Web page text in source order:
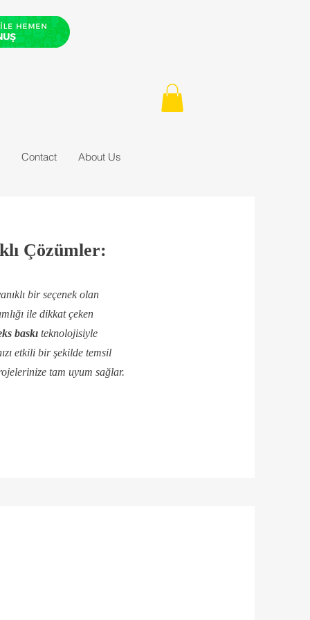
Contact About Us
Çözümler:
bir seçenek olan
ile dikkat çeken
baskıteknolojisiyle
etkili bir şekilde temsil
tam uyum sağlar.